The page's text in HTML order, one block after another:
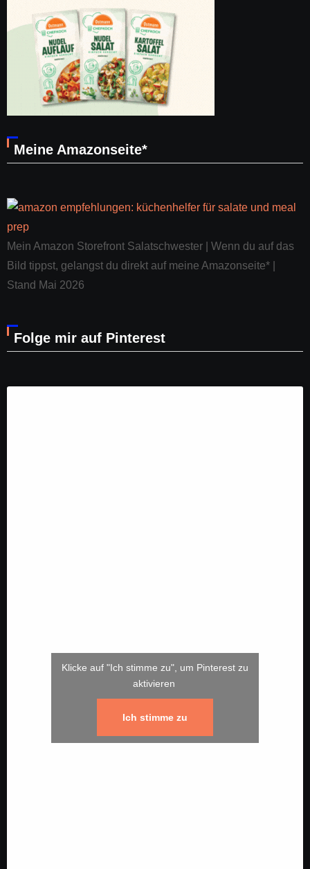
Meine Amazonseite*
Mein Amazon Storefront Salatschwester | Wenn du auf das
Bild tippst, gelangst du direkt auf meine Amazonseite* |
Stand Mai 2026
Folge mir auf Pinterest
Klicke auf "Ich stimme zu", um Pinterest zu
aktivieren
Ich stimme zu